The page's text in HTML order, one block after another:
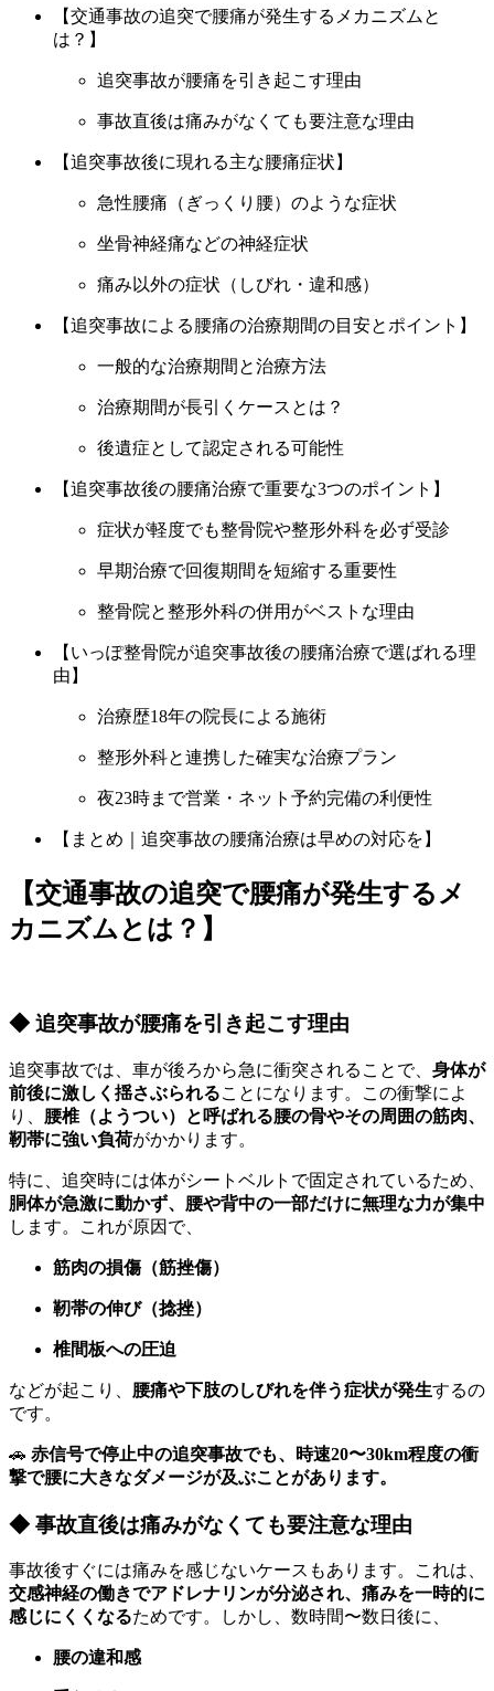
オスグット病
アキレス腱周囲炎
自律神経失調症
肋間神経痛
最新情報
患者様のお声
よくある質問
会社概要
お問い合せ
【交通事故の追突で腰痛が発生するメカニズムと
は？】
追突事故が腰痛を引き起こす理由
事故直後は痛みがなくても要注意な理由
【追突事故後に現れる主な腰痛症状】
急性腰痛（ぎっくり腰）のような症状
坐骨神経痛などの神経症状
痛み以外の症状（しびれ・違和感）
【追突事故による腰痛の治療期間の目安とポイント】
一般的な治療期間と治療方法
治療期間が長引くケースとは？
後遺症として認定される可能性
【追突事故後の腰痛治療で重要な3つのポイント】
症状が軽度でも整骨院や整形外科を必ず受診
早期治療で回復期間を短縮する重要性
整骨院と整形外科の併用がベストな理由
【いっぽ整骨院が追突事故後の腰痛治療で選ばれる理
由】
治療歴18年の院長による施術
整形外科と連携した確実な治療プラン
夜23時まで営業・ネット予約完備の利便性
【まとめ｜追突事故の腰痛治療は早めの対応を】
【交通事故の追突で腰痛が発生するメ
カニズムとは？】
◆ 追突事故が腰痛を引き起こす理由
追突事故では、車が後ろから急に衝突されることで、 身体が
前後に激しく揺さぶられることになります。この衝撃によ
り、 腰椎（ようつい）と呼ばれる腰の骨やその周囲の筋肉、
靭帯に強い負荷がかかります。
特に、追突時には体がシートベルトで固定されているため、
胴体が急激に動かず、腰や背中の一部だけに無理な力が集中
します。これが原因で、
筋肉の損傷（筋挫傷）
靭帯の伸び（捻挫）
椎間板への圧迫
などが起こり、 腰痛や下肢のしびれを伴う症状が発生するの
です。
🚗 赤信号で停止中の追突事故でも、時速20〜30km程度の衝
撃で腰に大きなダメージが及ぶことがあります。
◆ 事故直後は痛みがなくても要注意な理由
事故後すぐには痛みを感じないケースもあります。これは、
交感神経の働きでアドレナリンが分泌され、痛みを一時的に
感じにくくなるためです。しかし、数時間〜数日後に、
腰の違和感